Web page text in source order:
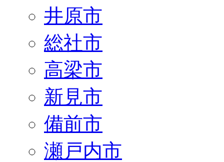
井原市
総社市
高梁市
新見市
備前市
瀬戸内市